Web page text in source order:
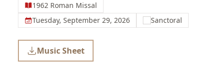
1962 Roman Missal
Tuesday, September 29, 2026
Sanctoral
Music Sheet